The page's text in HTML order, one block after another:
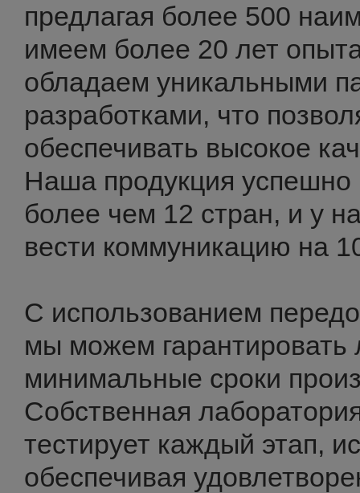
предлагая более 500
имеем более 20 лет
обладаем уникальными
разработками, что
обеспечивать высокое
Наша продукция успешно
более чем 12 стран, и у
вести коммуникацию на
С использованием
мы можем гарантировать
минимальные сроки
Собственная
тестирует каждый этап,
обеспечивая